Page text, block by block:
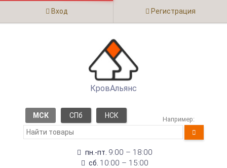
Вход Регистрация
КровАльянс
МСК СПб НСК Например:
пн.-пт. 9:00 – 18:00
сб. 10:00 – 15:00